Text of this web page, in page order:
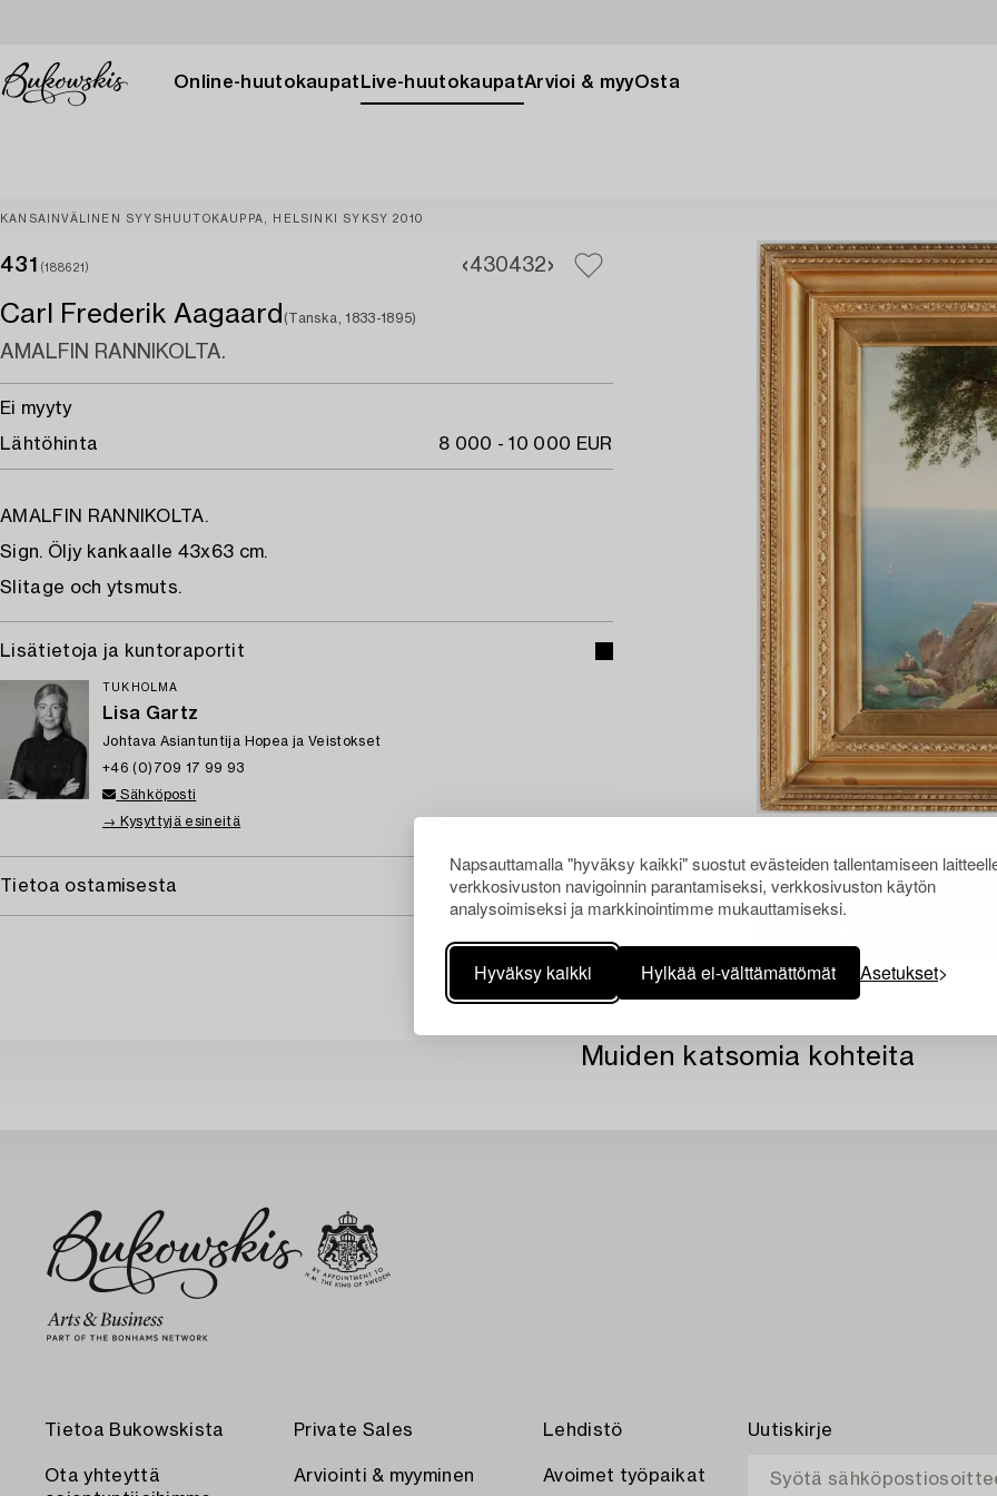
Napsauttamalla "hyväksy kaikki" suostut evästeiden tallentamiseen
verkkosivuston navigoinnin parantamiseksi, verkkosivuston käytön
analysoimiseksi ja markkinointimme mukauttamiseksi.
Hyväksy kaikki Hylkää ei-välttämättömät Asetukset
Online-huutokaupat Live-huutokaupatArvioi & myyOsta
KANSAINVÄLINEN SYYSHUUTOKAUPPA, HELSINKI SYKSY 2010
431 (188621) 430432
Carl Frederik Aagaard (Tanska, 1833-1895)
AMALFIN RANNIKOLTA.
Ei myyty
Lähtöhinta
8 000 - 10 000 EUR
AMALFIN RANNIKOLTA.
Sign. Öljy kankaalle 43x63 cm.
Slitage och ytsmuts.
Lisätietoja ja kuntoraportit
TUKHOLMA
Lisa Gartz
Johtava Asiantuntija Hopea ja Veistokset
+46 (0)709 17 99 93
Sähköposti
→ Kysyttyjä esineitä
Tietoa ostamisesta
Muiden katsomia kohteita
Tietoa Bukowskista
Ota yhteyttä
Private Sales
Arviointi & myyminen
Lehdistö
Avoimet työpaikat
Uutiskirje